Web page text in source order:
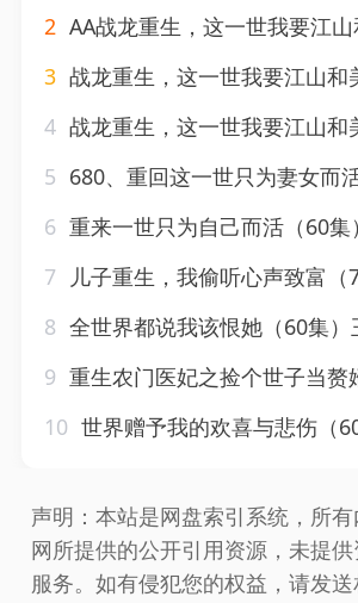
2 AA战龙重生，这一世我要江山和美人（假太监开局
3 战龙重生，这一世我要江山和美人（假太监开局攻
4 战龙重生，这一世我要江山和美人（假太监
5 680、重回这一世只为妻女而
6 重来一世只为自己而活（60集）
7
儿子重生，我偷听心声致富（71集）
8 全世界都说我该恨她（60集）王
9 重生农门医妃之捡个世子当赘婿（80集
10 世界赠予我的欢喜与悲伤（60集
声明：本站是网盘索引系统，所
网所提供的公开引用资源，未提
服务。如有侵犯您的权益，请发